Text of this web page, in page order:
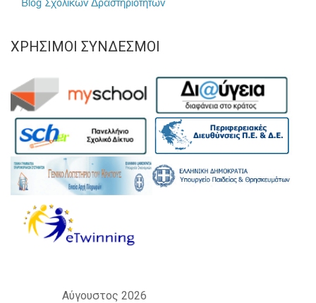
ΧΡΉΣΙΜΟΙ ΣΎΝΔΕΣΜΟΙ
Αύγουστος 2026